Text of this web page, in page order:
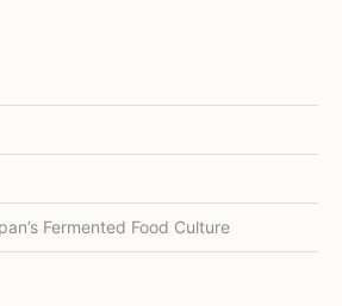
Fermented Food Culture